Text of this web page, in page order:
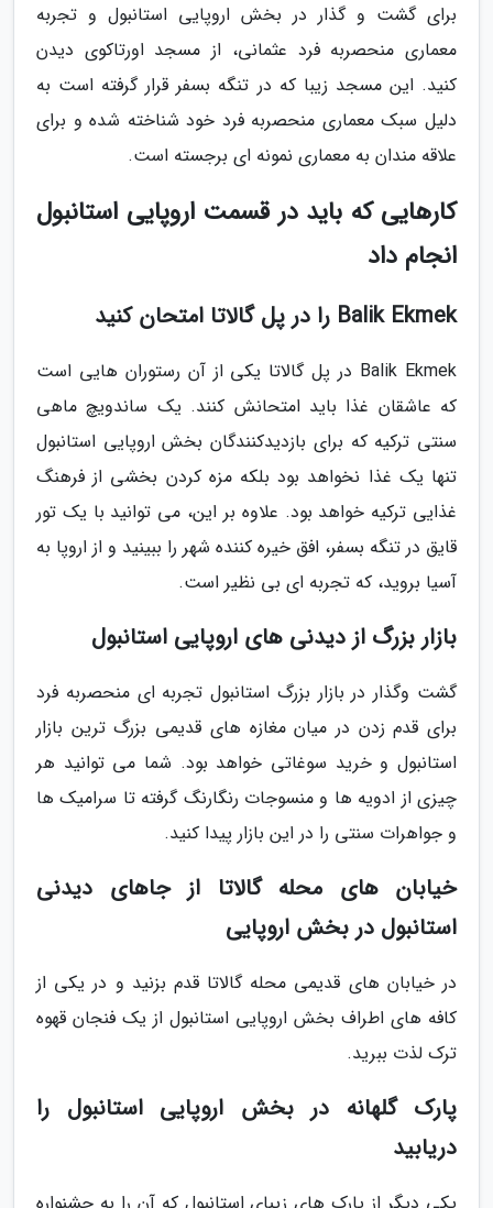
برای گشت و گذار در بخش اروپایی استانبول و تجربه
معماری منحصربه فرد عثمانی، از مسجد اورتاکوی دیدن
کنید. این مسجد زیبا که در تنگه بسفر قرار گرفته است به
دلیل سبک معماری منحصربه فرد خود شناخته شده و برای
علاقه مندان به معماری نمونه ای برجسته است.
کارهایی که باید در قسمت اروپایی استانبول
انجام داد
Balik Ekmek را در پل گالاتا امتحان کنید
Balik Ekmek در پل گالاتا یکی از آن رستوران هایی است
که عاشقان غذا باید امتحانش کنند. یک ساندویچ ماهی
سنتی ترکیه که برای بازدیدکنندگان بخش اروپایی استانبول
تنها یک غذا نخواهد بود بلکه مزه کردن بخشی از فرهنگ
غذایی ترکیه خواهد بود. علاوه بر این، می توانید با یک تور
قایق در تنگه بسفر، افق خیره کننده شهر را ببینید و از اروپا به
آسیا بروید، که تجربه ای بی نظیر است.
بازار بزرگ از دیدنی های اروپایی استانبول
گشت وگذار در بازار بزرگ استانبول تجربه ای منحصربه فرد
برای قدم زدن در میان مغازه های قدیمی بزرگ ترین بازار
استانبول و خرید سوغاتی خواهد بود. شما می توانید هر
چیزی از ادویه ها و منسوجات رنگارنگ گرفته تا سرامیک ها
و جواهرات سنتی را در این بازار پیدا کنید.
خیابان های محله گالاتا از جاهای دیدنی
استانبول در بخش اروپایی
در خیابان های قدیمی محله گالاتا قدم بزنید و در یکی از
کافه های اطراف بخش اروپایی استانبول از یک فنجان قهوه
ترک لذت ببرید.
پارک گلهانه در بخش اروپایی استانبول را
دریابید